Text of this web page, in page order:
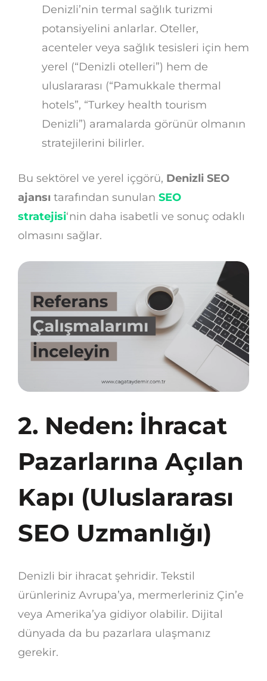
Denizli’nin termal sağlık turizmi
potansiyelini anlarlar. Oteller,
acenteler veya sağlık tesisleri için hem
yerel (“Denizli otelleri”) hem de
uluslararası (“Pamukkale thermal
hotels”, “Turkey health tourism
Denizli”) aramalarda görünür olmanın
stratejilerini bilirler.
Bu sektörel ve yerel içgörü, Denizli SEO
ajansı tarafından sunulan SEO
stratejisi‘nin daha isabetli ve sonuç odaklı
olmasını sağlar.
2. Neden: İhracat
Pazarlarına Açılan
Kapı (Uluslararası
SEO Uzmanlığı)
Denizli bir ihracat şehridir. Tekstil
ürünleriniz Avrupa’ya, mermerleriniz Çin’e
veya Amerika’ya gidiyor olabilir. Dijital
dünyada da bu pazarlara ulaşmanız
gerekir.